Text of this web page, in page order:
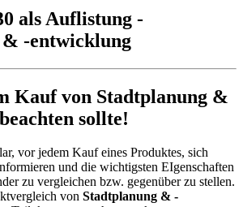
als Auflistung -
-entwicklung
Kauf von Stadtplanung &
sollte!
vor jedem Kauf eines Produktes, sich
und die wichtigsten EIgenschaften
zu vergleichen bzw. gegenüber zu stellen.
von Stadtplanung & -